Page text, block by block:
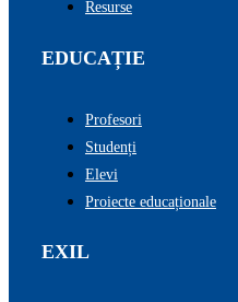
Resurse
EDUCAȚIE
Profesori
Studenți
Elevi
Proiecte educaționale
EXIL